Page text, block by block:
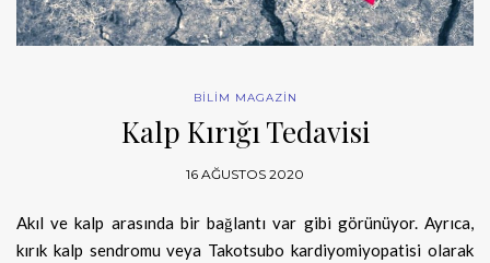
BİLİM MAGAZİN
Kalp Kırığı Tedavisi
16 AĞUSTOS 2020
Akıl ve kalp arasında bir bağlantı var gibi görünüyor. Ayrıca,
kırık kalp sendromu veya Takotsubo kardiyomiyopatisi olarak